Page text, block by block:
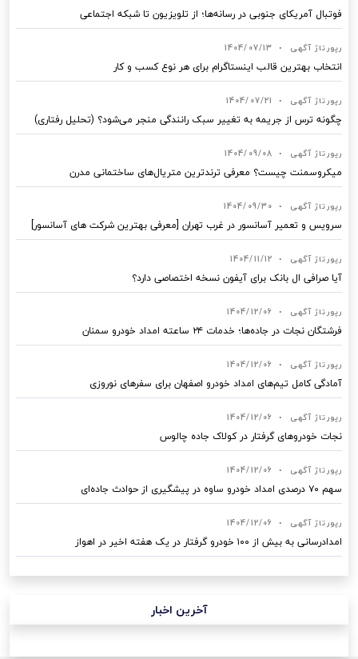
فوتبال آمریکای جنوبی در رسانه‌ها؛ از تلویزیون تا شبکه اجتماعی
رپورتاژ آگهی •
1404/07/13
انتخاب بهترین قالب‌ اینستاگرام برای هر نوع کسب‌ و کار
رپورتاژ آگهی •
1404/07/21
چگونه ترس از جریمه به تغییر سبک رانندگی منجر می‌شود؟ (تحلیل رفتاری)
رپورتاژ آگهی •
1404/09/08
میکروسمنت چیست؟ معرفی ترندترین متریال‌های ساختمانی مدرن
رپورتاژ آگهی •
1404/09/30
سرویس و تعمیر آسانسور در غرب تهران [معرفی بهترین شرکت های آسانسور]
رپورتاژ آگهی •
1404/11/12
آیا صرافی ال بانک برای آیفون نسخه اختصاصی دارد؟
رپورتاژ آگهی •
1404/12/06
فرشتگان نجات در جاده‌ها؛ خدمات ۲۴ ساعته امداد خودرو سمنان
رپورتاژ آگهی •
1404/12/06
آمادگی کامل تیم‌های امداد خودرو اصفهان برای سفرهای نوروزی
رپورتاژ آگهی •
1404/12/06
نجات خودروهای گرفتار در کولاک جاده چالوس
رپورتاژ آگهی •
1404/12/06
سهم ۷۰ درصدی امداد خودرو ساوه در پیشگیری از حوادث جاده‌ای
رپورتاژ آگهی •
1404/12/06
امدادرسانی به بیش از ۱۰۰ خودرو گرفتار در یک هفته اخیر در اهواز
آخرین اخبار